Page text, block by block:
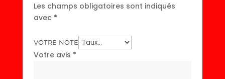
Les champs obligatoires sont indiqués
avec *
VOTRE NOTE
Votre avis *